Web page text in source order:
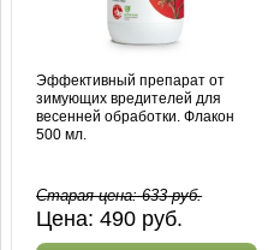
Эффективный препарат от
зимующих вредителей для
весенней обработки. Флакон
500 мл.
Старая цена:633руб.
Цена:490 руб.